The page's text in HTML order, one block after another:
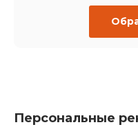
Персональные